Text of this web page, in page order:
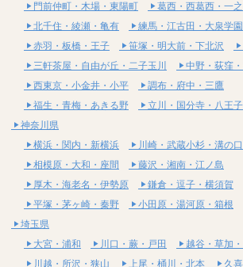
門前仲町・木場・東陽町
葛西・西葛西・一
北千住・綾瀬・亀有
練馬・江古田・大泉学園
赤羽・板橋・王子
笹塚・明大前・下北沢
三軒茶屋・自由が丘・二子玉川
中野・荻窪
西東京・小金井・小平
調布・府中・三鷹
福生・青梅・あきる野
立川・国分寺・八王子
神奈川県
横浜・関内・新横浜
川崎・武蔵小杉・溝の口
相模原・大和・座間
藤沢・湘南・江ノ島
厚木・海老名・伊勢原
鎌倉・逗子・横須賀
平塚・茅ヶ崎・秦野
小田原・湯河原・箱根
埼玉県
大宮・浦和
川口・蕨・戸田
越谷・草加
川越・所沢・狭山
上尾・桶川・北本 久